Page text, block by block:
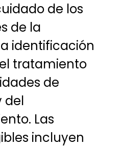
de los
de la
identificación
tratamiento
de
del
Las
incluyen